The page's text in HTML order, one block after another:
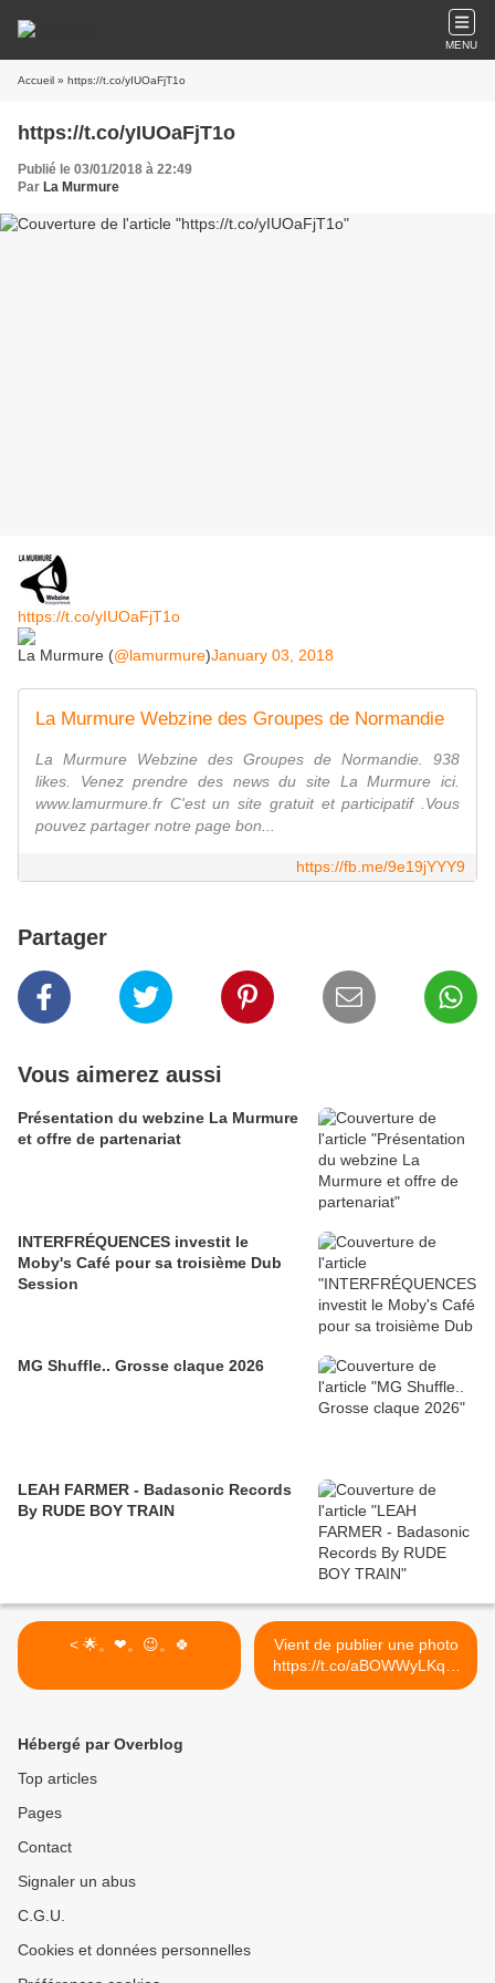
MENU
Accueil » https://t.co/yIUOaFjT1o
https://t.co/yIUOaFjT1o
Publié le 03/01/2018 à 22:49
Par La Murmure
https://t.co/yIUOaFjT1o
La Murmure (@lamurmure)January 03, 2018
La Murmure Webzine des Groupes de Normandie
La Murmure Webzine des Groupes de Normandie. 938
likes. Venez prendre des news du site La Murmure ici.
www.lamurmure.fr C'est un site gratuit et participatif .Vous
pouvez partager notre page bon...
https://fb.me/9e19jYYY9
Partager
Vous aimerez aussi
Présentation du webzine La Murmure
et offre de partenariat
INTERFRÉQUENCES investit le
Moby's Café pour sa troisième Dub
Session
MG Shuffle.. Grosse claque 2026
LEAH FARMER - Badasonic Records
By RUDE BOY TRAIN
< 🌟。❤。😉。🍀
Vient de publier une photo
https://t.co/aBOWWyLKqM
>
Hébergé par Overblog
Top articles
Pages
Contact
Signaler un abus
C.G.U.
Cookies et données personnelles